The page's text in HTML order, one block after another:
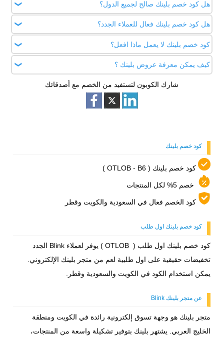
هل كود خصم بلينك صالح لجميع الدول؟
نعم، الكود ( OTLOB - B6 ) يعمل في السعودية والكويت وقطر،
وبعض العروض تشمل الإمارات أيضاً.
هل كود خصم بلينك فعال للعملاء الجدد؟
نعم كود خصم بلينك أول طلب ( OTLOB - B6 ) فعال للعملاء الجدد
والمتكررين أيضًا بقيمة 5% على جميع منتجات المتجر.
كود خصم بلينك لا يعمل ماذا افعل؟
تأكد ان الكود الذي اخترته يعمل داخل دولتك، ولا تستخدم رمز
الكود أكثر من مرة من نفس الحساب.
كيف يمكن معرفة عروض بلينك ؟
اطلع على عروض بلينك باستمرار على اطلب كوبون لتجد أفضل
العروض وتحصل على خصومات كبيرة عند استخدامك كود الخصم ،
شارك الكوبون لتستفيد من الخصم مع أصدقائك
كود خصم بلينك
كود خصم بلينك ( OTLOB - B6 )
خصم 5% لكل المنتجات
كود الخصم فعال في السعودية والكويت وقطر
كود خصم بلينك اول طلب
كود خصم بلينك اول طلب (
OTLOB ) يوفر لعملاء Blink الجدد
تخفيضات حقيقية على اول طلبية لعم من متجر بلينك الإلكتروني.
يمكن استخدام الكود في الكويت والسعودية وقطر.
عن متجر بلينك Blink
متجر بلينك هو وجهة تسوق إلكترونية رائدة في الكويت ومنطقة
الخليج العربي. يشتهر بلينك بتوفير تشكيلة واسعة من المنتجات،